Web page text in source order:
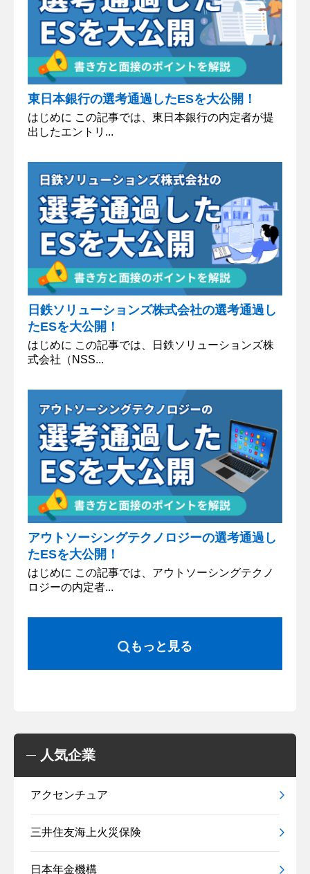
東日本銀行の選考通過したESを大公開！
はじめに この記事では、東日本銀行の内定者が提
出したエントリ...
日鉄ソリューションズ株式会社の選考通過し
たESを大公開！
はじめに この記事では、日鉄ソリューションズ株
式会社（NSS...
アウトソーシングテクノロジーの選考通過し
たESを大公開！
はじめに この記事では、アウトソーシングテクノ
ロジーの内定者...
もっと見る
人気企業
アクセンチュア
三井住友海上火災保険
日本年金機構